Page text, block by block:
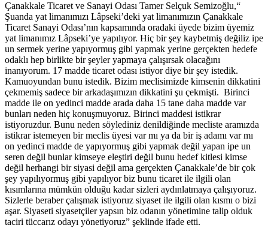
Çanakkale Ticaret ve Sanayi Odası Tamer Selçuk Semizoğlu,“
Şuanda yat limanımızı Lâpseki’deki yat limanımızın Çanakkale
Ticaret Sanayi Odası’nın kapsamında oradaki üyede bizim üyemiz
yat limanımız Lâpseki’ye yapılıyor. Hiç bir şey kaybetmiş değiliz ipe
un sermek yerine yapıyormuş gibi yapmak yerine gerçekten hedefe
odaklı hep birlikte bir şeyler yapmaya çalışırsak olacağını
inanıyorum. 17 madde ticaret odası istiyor diye bir şey istedik.
Kamuoyundan bunu istedik. Bizim meclisimizde kimsenin dikkatini
çekmemiş sadece bir arkadaşımızın dikkatini şu çekmişti. Birinci
madde ile on yedinci madde arada daha 15 tane daha madde var
bunları neden hiç konuşmuyoruz. Birinci maddesi istikrar
istiyoruzdur. Bunu neden söylediniz denildiğinde mecliste aramızda
istikrar istemeyen bir meclis üyesi var mı ya da bir iş adamı var mı
on yedinci madde de yapıyormuş gibi yapmak değil yapan ipe un
seren değil bunlar kimseye eleştiri değil bunu hedef kitlesi kimse
değil herhangi bir siyasi değil ama gerçekten Çanakkale’de bir çok
şey yapılıyormuş gibi yapılıyor biz bunu ticaret ile ilgili olan
kısımlarına mümkün olduğu kadar sizleri aydınlatmaya çalışıyoruz.
Sizlerle beraber çalışmak istiyoruz siyaset ile ilgili olan kısmı o bizi
aşar. Siyaseti siyasetçiler yapsın biz odanın yönetimine talip olduk
taciri tüccarız odayı yönetiyoruz” şeklinde ifade etti.